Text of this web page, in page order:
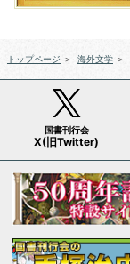
トップページ ＞ 海外文学 ＞
国書刊行会
X(旧Twitter)